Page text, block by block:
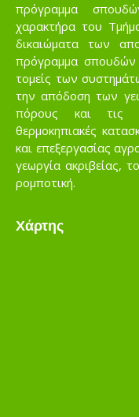
πρόγραμμα
χαρακτήρα του
δικαιώματα των
πρόγραμμα σπουδών
τομείς των
την απόδοση των
πόρους και τις
θερμοκηπιακές
και επεξεργασίας
γεωργία ακριβείας,
ρομποτική.
Χάρτης